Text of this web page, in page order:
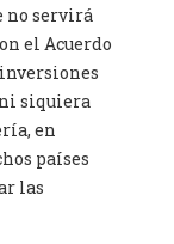
no servirá
el Acuerdo
siquiera
en
países
las